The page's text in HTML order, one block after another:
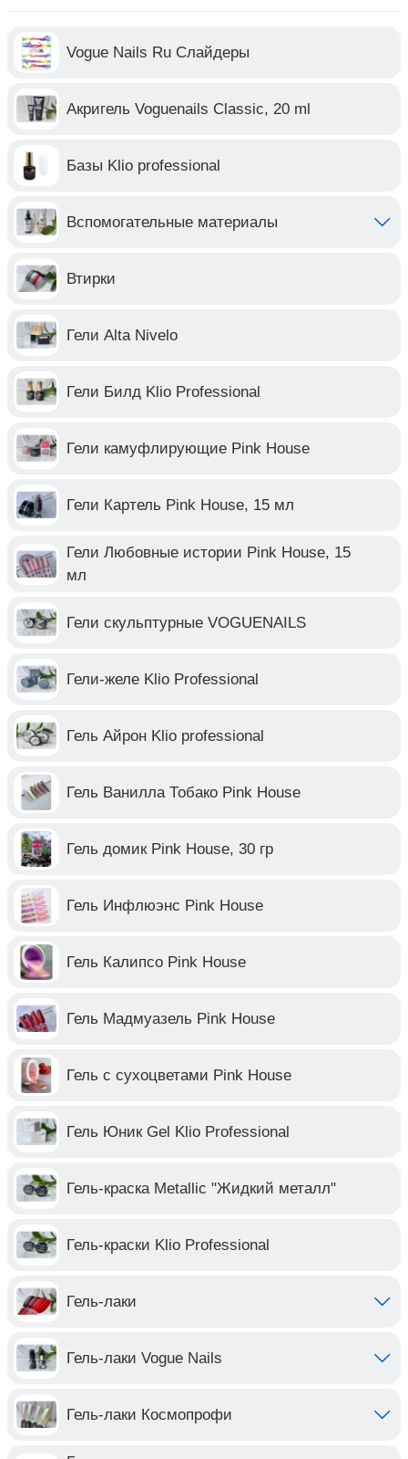
Vogue Nails Ru Слайдеры
Акригель Voguenails Classic, 20 ml
Базы Klio professional
Вспомогательные материалы
Втирки
Гели Alta Nivelo
Гели Билд Klio Professional
Гели камуфлирующие Pink House
Гели Картель Pink House, 15 мл
Гели Любовные истории Pink House, 15
мл
Гели скульптурные VOGUENAILS
Гели-желе Klio Professional
Гель Айрон Klio professional
Гель Ванилла Тобако Pink House
Гель домик Pink House, 30 гр
Гель Инфлюэнс Pink House
Гель Калипсо Pink House
Гель Мадмуазель Pink House
Гель с сухоцветами Pink House
Гель Юник Gel Klio Professional
Гель-краска Metallic "Жидкий металл"
Гель-краски Klio Professional
Гель-лаки
Гель-лаки Vogue Nails
Гель-лаки Космопрофи